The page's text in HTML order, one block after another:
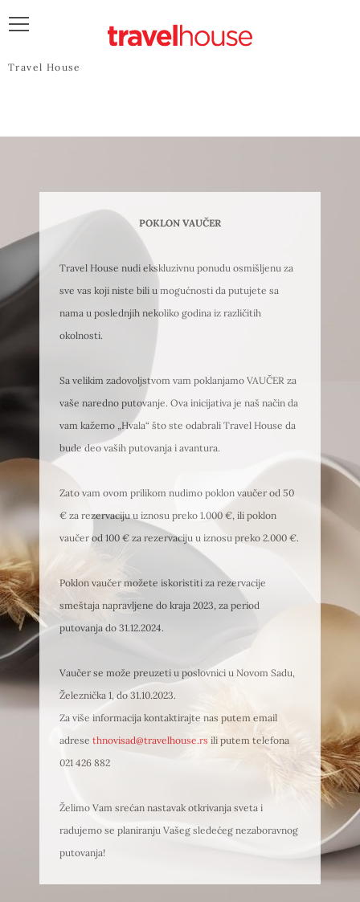
Travel House
POKLON VAUČER
Travel House nudi ekskluzivnu ponudu osmišljenu za
sve vas koji niste bili u mogućnosti da putujete sa
nama u poslednjih nekoliko godina iz različitih
okolnosti.
Sa velikim zadovoljstvom vam poklanjamo VAUČER za
vaše naredno putovanje. Ova inicijativa je naš način da
vam kažemo „Hvala“ što ste odabrali Travel House da
bude deo vaših putovanja i avantura.
Zato vam ovom prilikom nudimo poklon vaučer od 50
€ za rezervaciju u iznosu preko 1.000 €, ili poklon
vaučer od 100 € za rezervaciju u iznosu preko 2.000 €.
Poklon vaučer možete iskoristiti za rezervacije
smeštaja napravljene do kraja 2023, za period
putovanja do 31.12.2024.
Vaučer se može preuzeti u poslovnici u Novom Sadu,
Železnička 1, do 31.10.2023.
Za više informacija kontaktirajte nas putem email
adrese thnovisad@travelhouse.rs ili putem telefona
021 426 882
Želimo Vam srećan nastavak otkrivanja sveta i
radujemo se planiranju Vašeg sledećeg nezaboravnog
putovanja!